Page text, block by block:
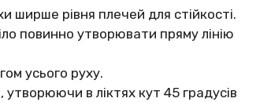
ширше рівня плечей для стійкості.
повинно утворювати пряму лінію
усього руху.
утворюючи в ліктях кут 45 градусів